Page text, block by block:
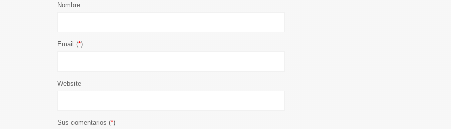
Nombre
Email (*)
Website
Sus comentarios (*)